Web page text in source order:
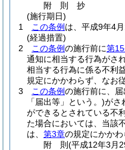
附 則
抄
(施行期日)
1
この条例 は、平成9年4
(経過措置)
2
この条例の施行前に第
通知に相当する行為がさ
相当する行為に係る不利
規定にかかわらず、なお
3
この条例の施行前に、
「届出等」という。)がさ
ができるとされている不
た場合においては、当該
は、 第3章の規定にかかわ
附 則(平成12年3月